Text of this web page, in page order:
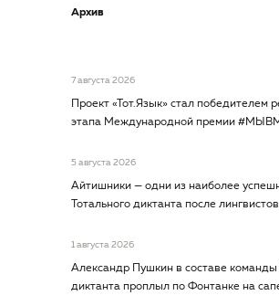
Архив
7 августа 2026
Проект «Тот.Язык» стал победителем
этапа Международной премии
5 августа 2026
Айтишники — одни из наиболее
Тотального диктанта после лингвистов
1 августа 2026
Александр Пушкин в составе команды
диктанта проплыл по Фонтанке на